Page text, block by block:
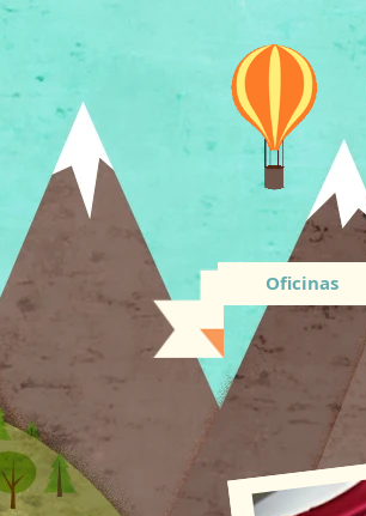
Oficinas